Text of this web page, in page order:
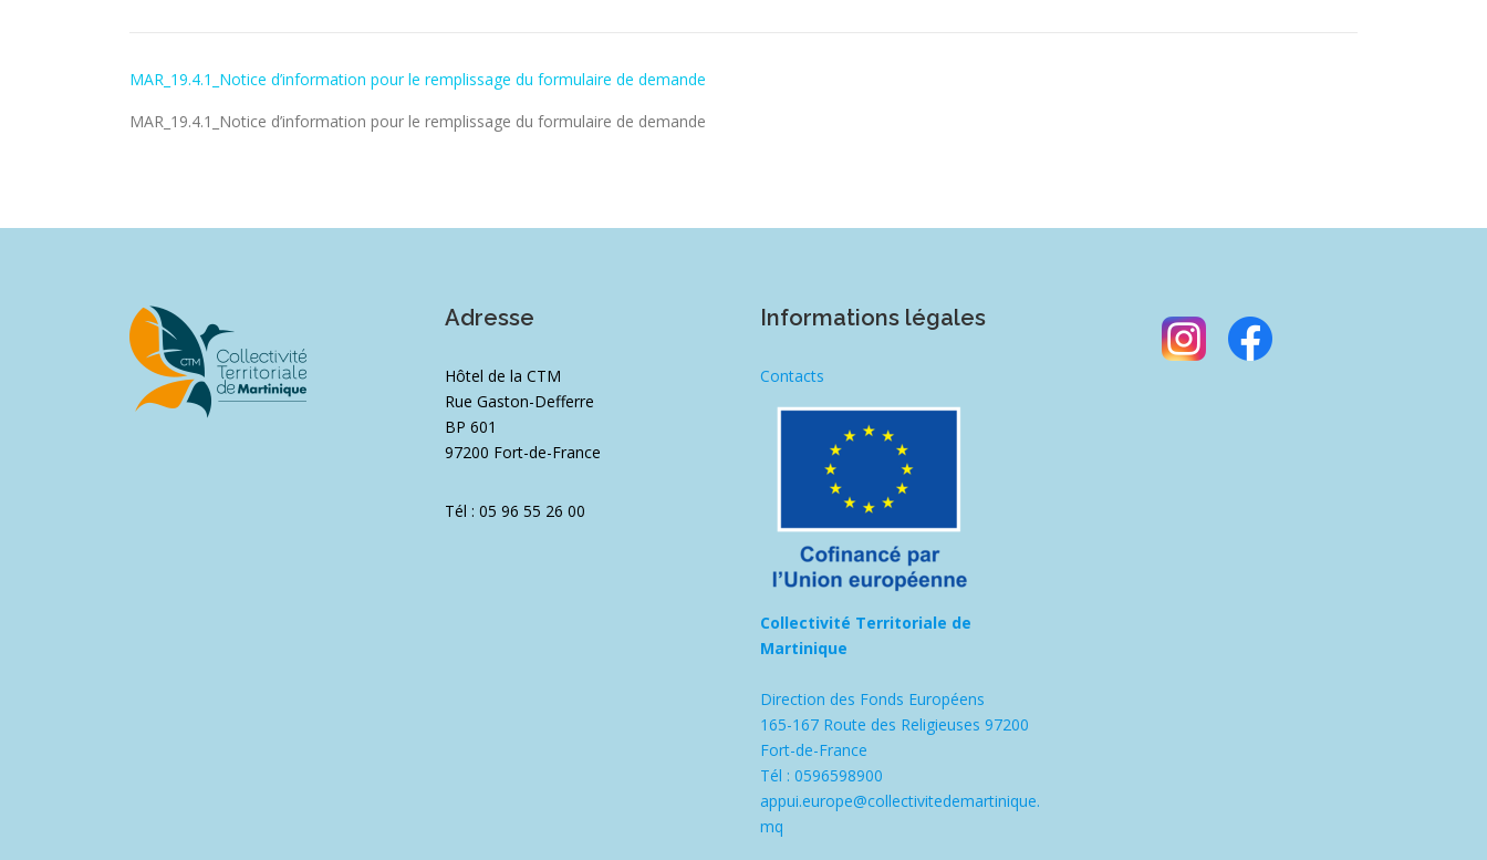
MAR_19.4.1_Notice d’information pour le remplissage du formulaire de demande
MAR_19.4.1_Notice d’information pour le remplissage du formulaire de demande
Adresse
Hôtel de la CTM
Rue Gaston-Defferre
BP 601
97200 Fort-de-France
Tél : 05 96 55 26 00
Informations légales
Contacts
Collectivité Territoriale de
Martinique
Direction des Fonds Européens
165-167 Route des Religieuses 97200
Fort-de-France
Tél : 0596598900
appui.europe@collectivitedemartinique.
mq